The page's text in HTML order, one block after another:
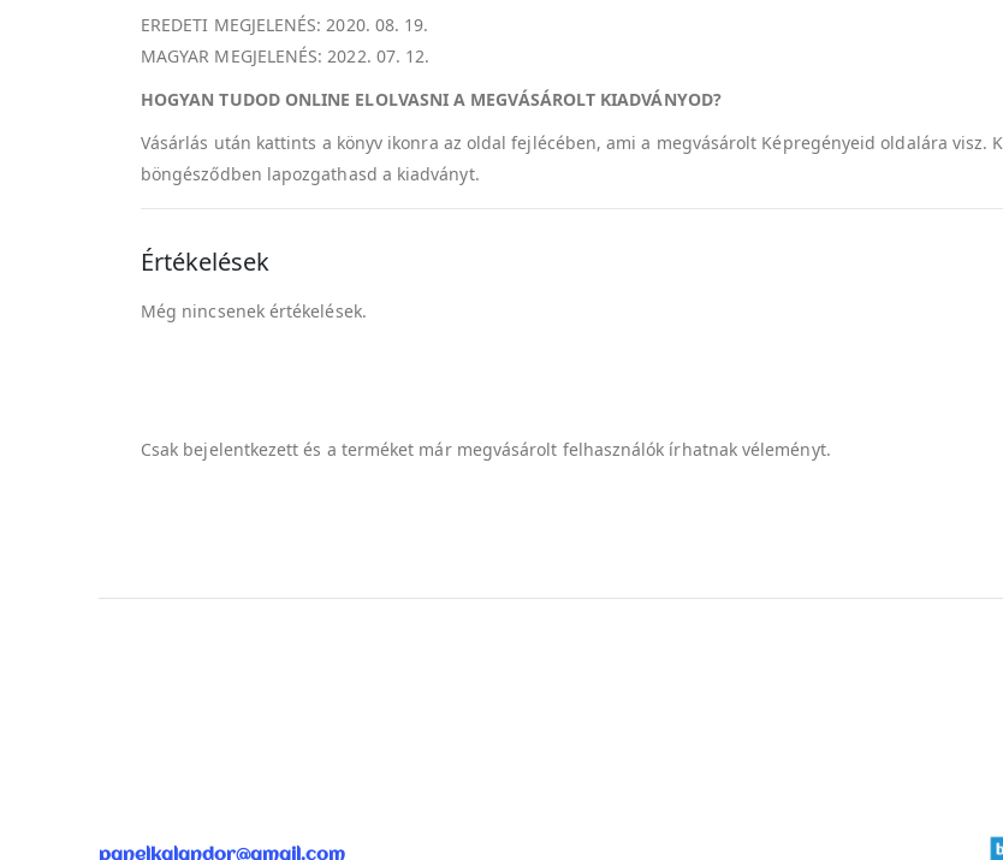
EREDETI MEGJELENÉS: 2020. 08. 19.
MAGYAR MEGJELENÉS: 2022. 07. 12.
HOGYAN TUDOD ONLINE ELOLVASNI A MEGVÁSÁROLT KIADVÁNYOD?
Vásárlás után kattints a könyv ikonra az oldal fejlécében, ami a megvásárolt Képregényeid oldalára
böngésződben lapozgathasd a kiadványt.
Értékelések
Még nincsenek értékelések.
Csak bejelentkezett és a terméket már megvásárolt felhasználók írhatnak véleményt.
panelkalandor@gmail.com